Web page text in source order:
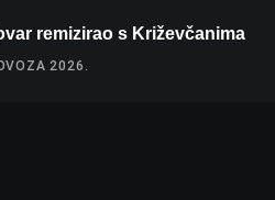
remizirao s Križevčanima
2026.